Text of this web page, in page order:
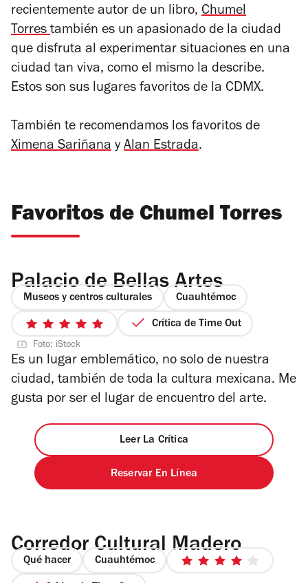
recientemente autor de un libro, Chumel
Torrestambién es un apasionado de la ciudad
que disfruta al experimentar situaciones en una
ciudad tan viva, como el mismo la describe.
Estos son sus lugares favoritos de la CDMX.
También te recomendamos los favoritos de
Ximena Sariñana y Alan Estrada.
Favoritos de Chumel Torres
Palacio de Bellas Artes
Museos y centros culturales Cuauhtémoc
5
de
5
estrellas
Crítica de Time Out
Foto: iStock
Es un lugar emblemático, no solo de nuestra
ciudad, también de toda la cultura mexicana. Me
gusta por ser el lugar de encuentro del arte.
Leer La Crítica
Reservar En Línea
Corredor Cultural Madero
Qué hacer Cuauhtémoc
4